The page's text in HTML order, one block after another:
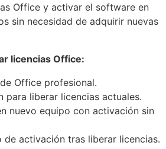
Office y activar el software en
sin necesidad de adquirir nuevas
licencias Office:
Office profesional.
para liberar licencias actuales.
nuevo equipo con activación sin
de activación tras liberar licencias.